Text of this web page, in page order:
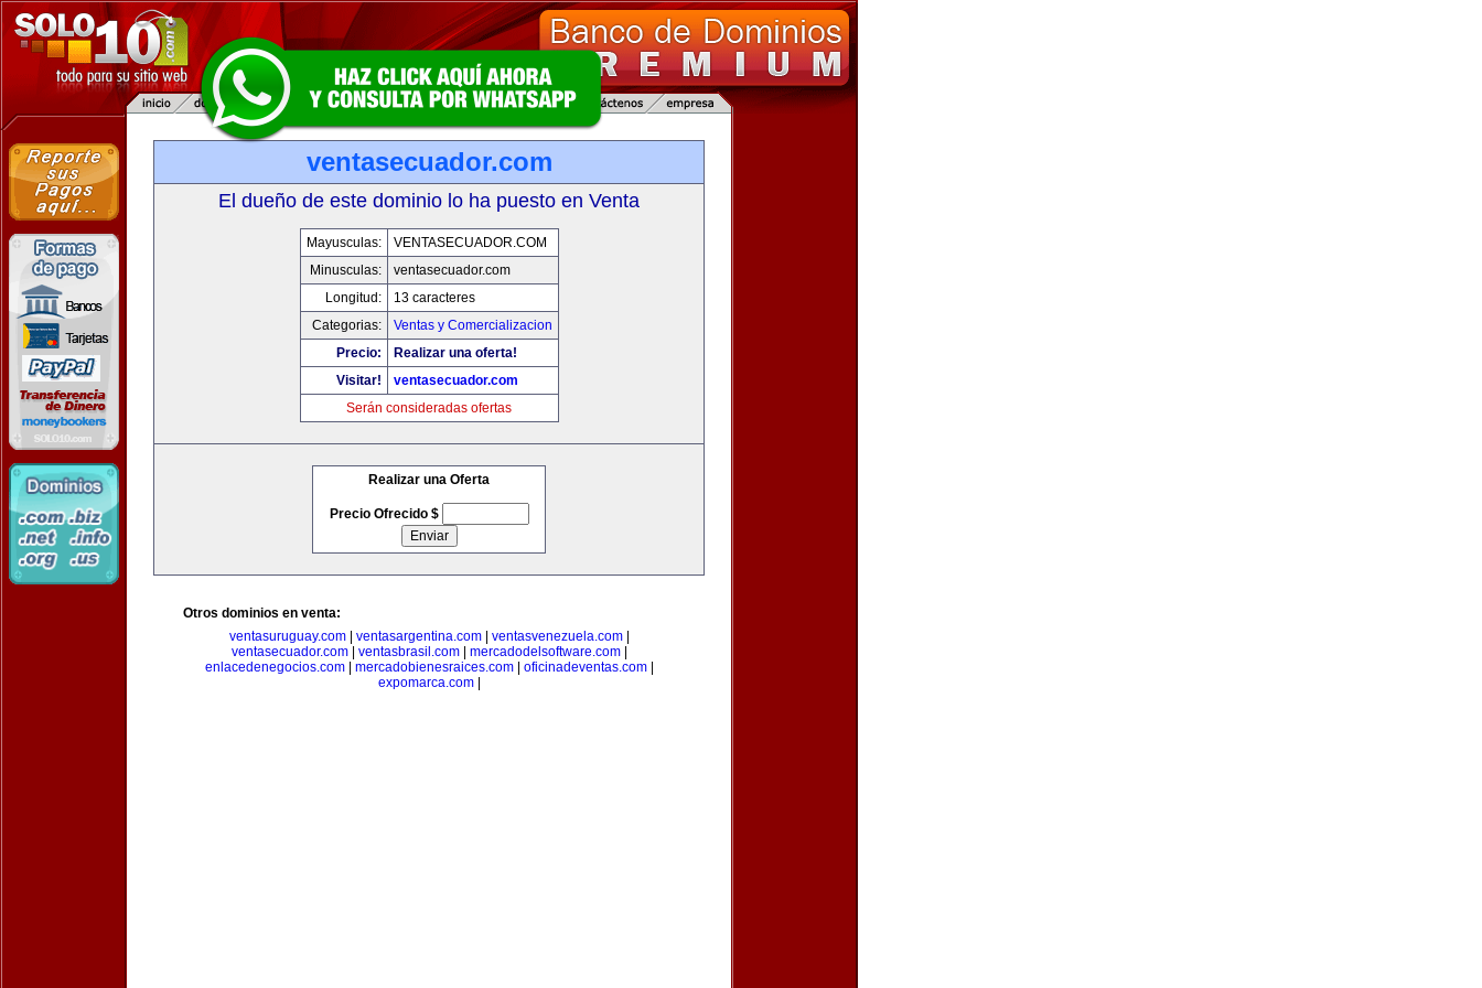
ventasecuador.com
El dueño de este dominio lo ha puesto en Venta
Mayusculas:
VENTASECUADOR.COM
Minusculas:
ventasecuador.com
Longitud:
13 caracteres
Categorias:
Ventas y Comercializacion
Precio:
Realizar una oferta!
Visitar!
ventasecuador.com
Serán consideradas ofertas
Realizar una Oferta
Precio Ofrecido $
Otros dominios en venta:
ventasuruguay.com| ventasargentina.com| ventasvenezuela.com|
ventasecuador.com| ventasbrasil.com| mercadodelsoftware.com|
enlacedenegocios.com| mercadobienesraices.com| oficinadeventas.com|
expomarca.com|